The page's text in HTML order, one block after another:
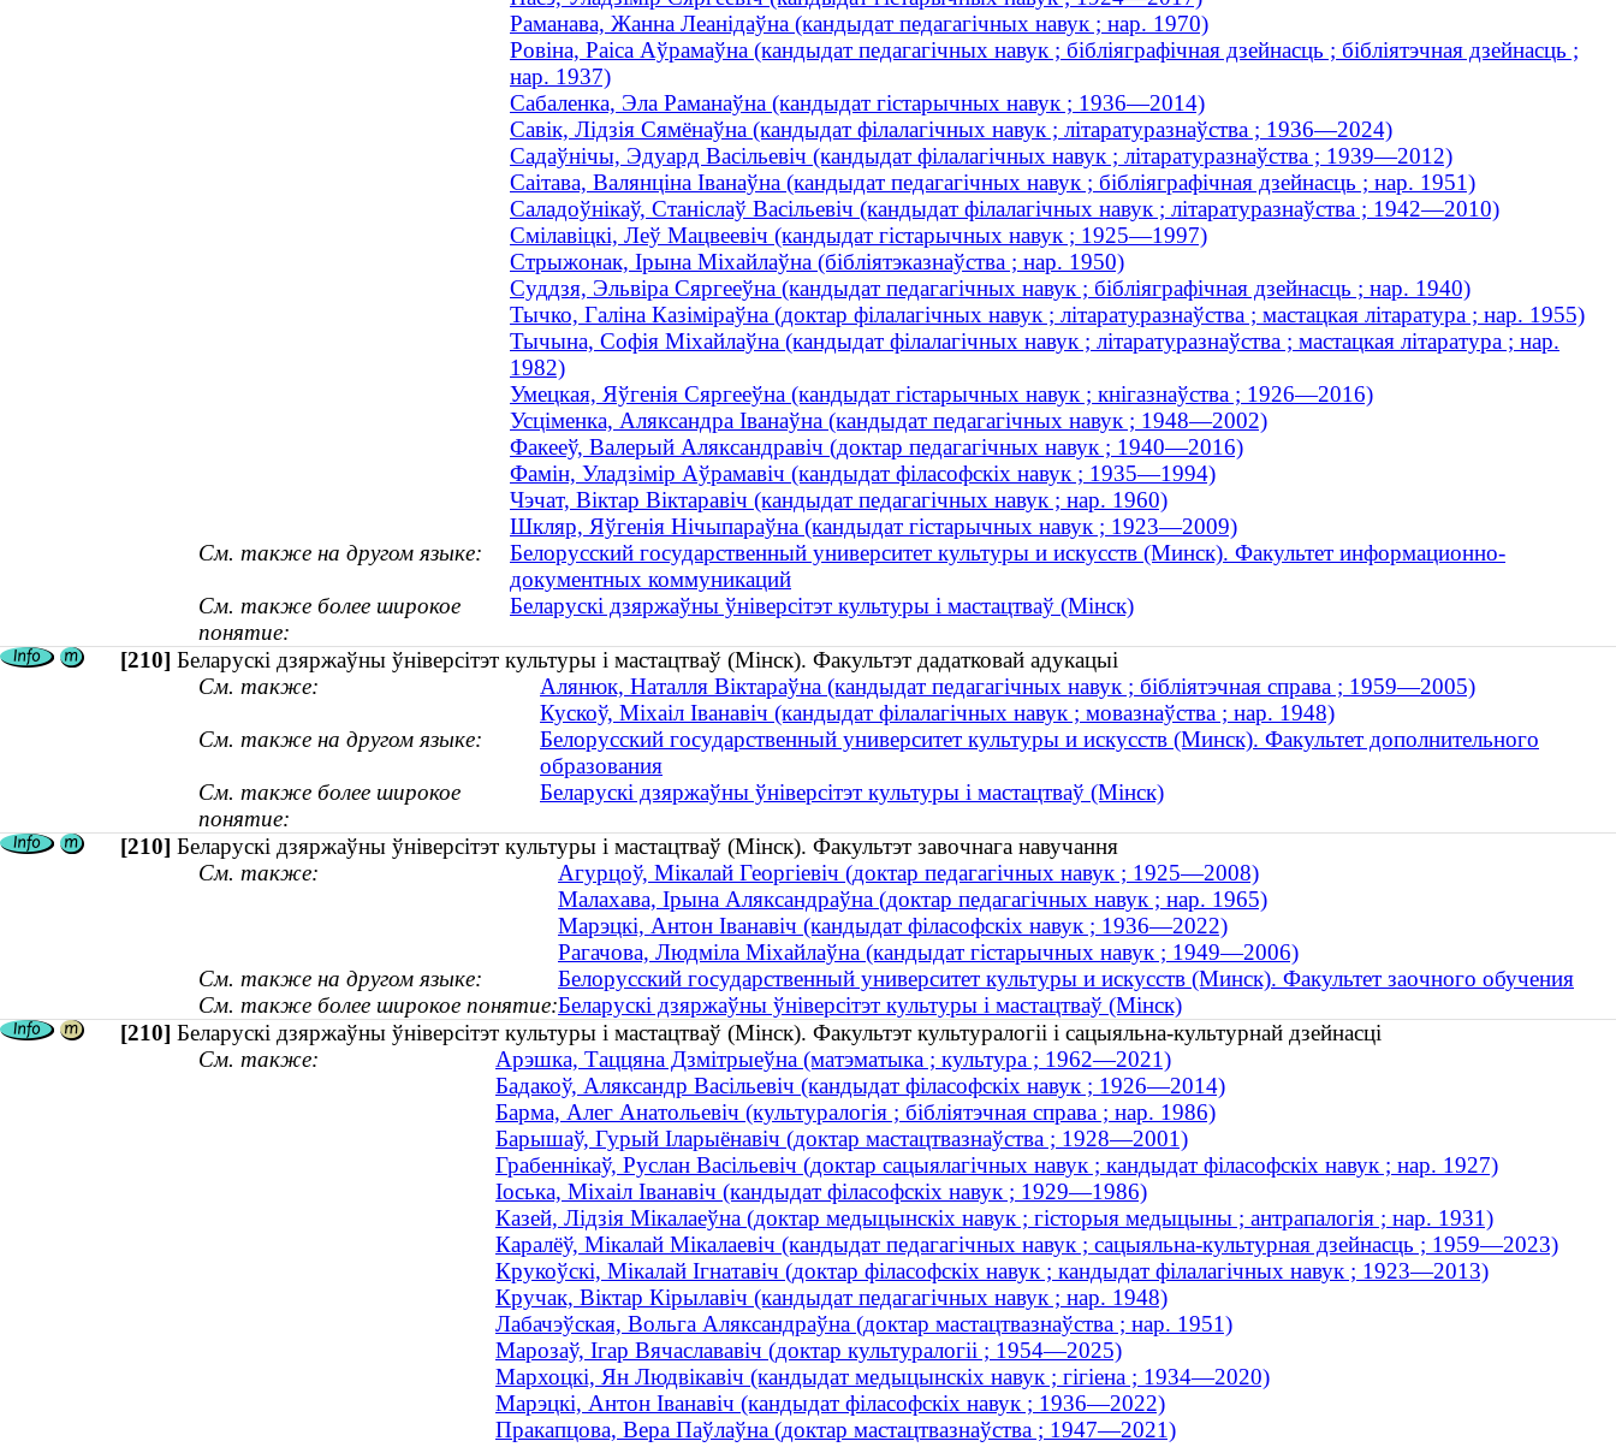
Раманава, Жанна Леанідаўна (кандыдат педагагічных навук ; нар. 1970)
Ровіна, Раіса Аўрамаўна (кандыдат педагагічных навук ; бібліяграфічная дзейнасць ; бібліятэчная дзейнасць ;
нар. 1937)
Сабаленка, Эла Раманаўна (кандыдат гістарычных навук ; 1936—2014)
Савік, Лідзія Сямёнаўна (кандыдат філалагічных навук ; літаратуразнаўства ; 1936—2024)
Садаўнічы, Эдуард Васільевіч (кандыдат філалагічных навук ; літаратуразнаўства ; 1939—2012)
Саітава, Валянціна Іванаўна (кандыдат педагагічных навук ; бібліяграфічная дзейнасць ; нар. 1951)
Саладоўнікаў, Станіслаў Васільевіч (кандыдат філалагічных навук ; літаратуразнаўства ; 1942—2010)
Смілавіцкі, Леў Мацвеевіч (кандыдат гістарычных навук ; 1925—1997)
Стрыжонак, Ірына Міхайлаўна (бібліятэказнаўства ; нар. 1950)
Суддзя, Эльвіра Сяргееўна (кандыдат педагагічных навук ; бібліяграфічная дзейнасць ; нар. 1940)
Тычко, Галіна Казіміраўна (доктар філалагічных навук ; літаратуразнаўства ; мастацкая літаратура ; нар. 1955)
Тычына, Софія Міхайлаўна (кандыдат філалагічных навук ; літаратуразнаўства ; мастацкая літаратура ; нар.
1982)
Умецкая, Яўгенія Сяргееўна (кандыдат гістарычных навук ; кнігазнаўства ; 1926—2016)
Усціменка, Аляксандра Іванаўна (кандыдат педагагічных навук ; 1948—2002)
Факееў, Валерый Аляксандравіч (доктар педагагічных навук ; 1940—2016)
Фамін, Уладзімір Аўрамавіч (кандыдат філасофскіх навук ; 1935—1994)
Чэчат, Віктар Віктаравіч (кандыдат педагагічных навук ; нар. 1960)
Шкляр, Яўгенія Нічыпараўна (кандыдат гістарычных навук ; 1923—2009)
См. также на другом языке:
Белорусский государственный университет культуры и искусств (Минск). Факультет информационно-
документных коммуникаций
См. также более широкое
понятие:
Беларускі дзяржаўны ўніверсітэт культуры і мастацтваў (Мінск)
[210] Беларускі дзяржаўны ўніверсітэт культуры і мастацтваў (Мінск). Факультэт дадатковай адукацыі
См. также:
Алянюк, Наталля Віктараўна (кандыдат педагагічных навук ; бібліятэчная справа ; 1959—2005)
Кускоў, Міхаіл Іванавіч (кандыдат філалагічных навук ; мовазнаўства ; нар. 1948)
См. также на другом языке:
Белорусский государственный университет культуры и искусств (Минск). Факультет дополнительного
образования
См. также более широкое
понятие:
Беларускі дзяржаўны ўніверсітэт культуры і мастацтваў (Мінск)
[210] Беларускі дзяржаўны ўніверсітэт культуры і мастацтваў (Мінск). Факультэт завочнага навучання
См. также:
Агурцоў, Мікалай Георгіевіч (доктар педагагічных навук ; 1925—2008)
Малахава, Ірына Аляксандраўна (доктар педагагічных навук ; нар. 1965)
Марэцкі, Антон Іванавіч (кандыдат філасофскіх навук ; 1936—2022)
Рагачова, Людміла Міхайлаўна (кандыдат гістарычных навук ; 1949—2006)
См. также на другом языке:
Белорусский государственный университет культуры и искусств (Минск). Факультет заочного обучения
См. также более широкое понятие:Беларускі дзяржаўны ўніверсітэт культуры і мастацтваў (Мінск)
[210] Беларускі дзяржаўны ўніверсітэт культуры і мастацтваў (Мінск). Факультэт культуралогіі і сацыяльна-культурнай дзейнасці
См. также:
Арэшка, Таццяна Дзмітрыеўна (матэматыка ; культура ; 1962—2021)
Бадакоў, Аляксандр Васільевіч (кандыдат філасофскіх навук ; 1926—2014)
Барма, Алег Анатольевіч (культуралогія ; бібліятэчная справа ; нар. 1986)
Барышаў, Гурый Іларыёнавіч (доктар мастацтвазнаўства ; 1928—2001)
Грабеннікаў, Руслан Васільевіч (доктар сацыялагічных навук ; кандыдат філасофскіх навук ; нар. 1927)
Іоська, Міхаіл Іванавіч (кандыдат філасофскіх навук ; 1929—1986)
Казей, Лідзія Мікалаеўна (доктар медыцынскіх навук ; гісторыя медыцыны ; антрапалогія ; нар. 1931)
Каралёў, Мікалай Мікалаевіч (кандыдат педагагічных навук ; сацыяльна-культурная дзейнасць ; 1959—2023)
Крукоўскі, Мікалай Ігнатавіч (доктар філасофскіх навук ; кандыдат філалагічных навук ; 1923—2013)
Кручак, Віктар Кірылавіч (кандыдат педагагічных навук ; нар. 1948)
Лабачэўская, Вольга Аляксандраўна (доктар мастацтвазнаўства ; нар. 1951)
Марозаў, Ігар Вячаслававіч (доктар культуралогіі ; 1954—2025)
Мархоцкі, Ян Людвікавіч (кандыдат медыцынскіх навук ; гігіена ; 1934—2020)
Марэцкі, Антон Іванавіч (кандыдат філасофскіх навук ; 1936—2022)
Пракапцова, Вера Паўлаўна (доктар мастацтвазнаўства ; 1947—2021)